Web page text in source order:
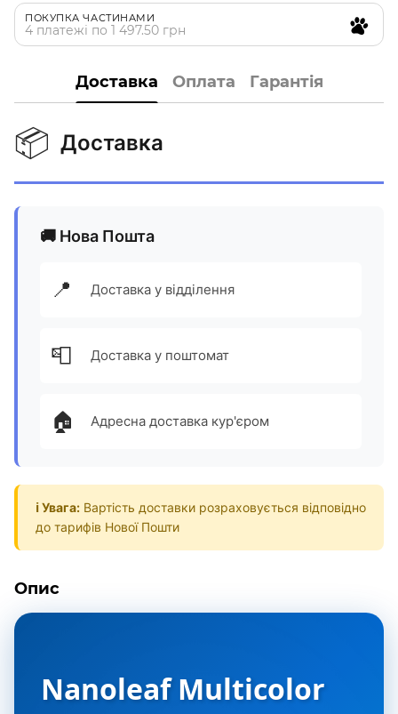
ПОКУПКА ЧАСТИНАМИ
4 платежі по 1 497.50 грн
Доставка Оплата Гарантія
📦 Доставка
🚚 Нова Пошта
📍 Доставка у відділення
📮 Доставка у поштомат
🏠 Адресна доставка кур'єром
ℹ️ Увага: Вартість доставки розраховується відповідно
до тарифів Нової Пошти
Опис
Nanoleaf Multicolor